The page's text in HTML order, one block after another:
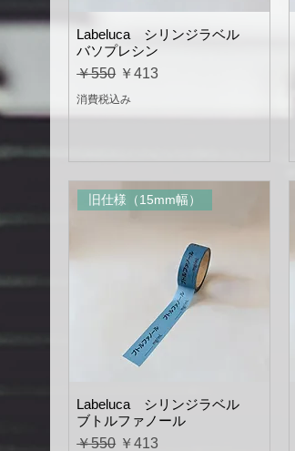
Labeluca シリンジラベル
バソプレシン
通常価格
￥550 セール価格
￥413
消費税込み
旧仕様（15mm幅）
Labeluca シリンジラベル
ブトルファノール
通常価格
￥550 セール価格
￥413